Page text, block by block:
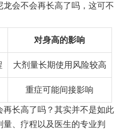
会不会再长高了吗，这可不
对身高的影响
大剂量长期使用风险较高
重症可能间接影响
再长高了吗？其实并不是如此
、疗程以及医生的专业判